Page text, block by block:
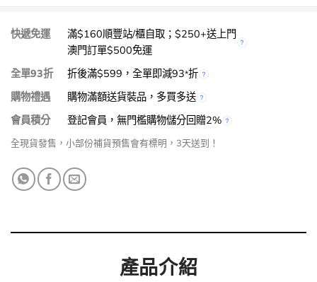
快遞免運
滿$160順豐站/櫃自取；$250+送上門
澳門訂單$500免運
全單93折
折後滿$599，全單即減93*折
購物禮遇
購物滿額送貨裝品，多買多送
會員積分
登記會員，無門檻購物儲分回贈2%
全現貨發售，小部份補貨預售會有標明，3天送到！
產品介紹